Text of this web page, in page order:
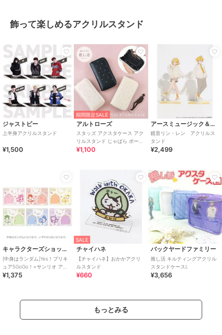
飾って楽しめるアクリルスタンド
ジャストビー
上半身アクリルスタンド
¥1,500
期間限定SALE
アルトローズ
スタッズ アクスタケース アク
リルスタンド じゃばら ポーチ
推し活
¥1,100
アースミュージック＆エコロジー
鏡音リン・レン アクリルス
タンド
¥2,499
キャラクターズショップ ラフラフ
[中身はランダム]Yes！プリキ
ュア5GoGo！×サンリオ アク
リルスタンドコレクション
¥1,375
SALE
チャイハネ
【チャイハネ】おかかアクリ
ルスタンド
¥660
バックヤードファミリー
推し活 キルティングアクリル
スタンドケースL
¥3,656
もっとみる